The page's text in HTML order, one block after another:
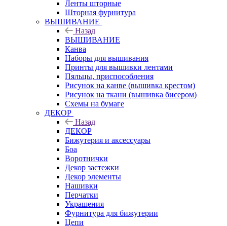
Ленты шторные
Шторная фурнитура
ВЫШИВАНИЕ
Назад
ВЫШИВАНИЕ
Канва
Наборы для вышивания
Принты для вышивки лентами
Пяльцы, приспособления
Рисунок на канве (вышивка крестом)
Рисунок на ткани (вышивка бисером)
Схемы на бумаге
ДЕКОР
Назад
ДЕКОР
Бижутерия и аксессуары
Боа
Воротнички
Декор застежки
Декор элементы
Нашивки
Перчатки
Украшения
Фурнитура для бижутерии
Цепи